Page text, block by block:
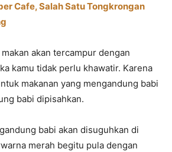
Cafe, Salah Satu Tongkrongan
akan tercampur dengan
kamu tidak perlu khawatir. Karena
makanan yang mengandung babi
babi dipisahkan.
babi akan disuguhkan di
merah begitu pula dengan